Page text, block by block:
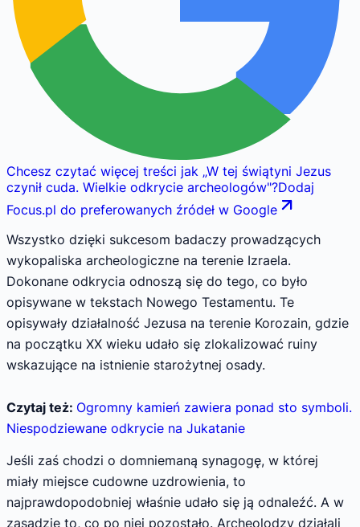
Chcesz czytać więcej treści jak „W tej świątyni Jezus
czynił cuda. Wielkie odkrycie archeologów"?Dodaj
Focus.pl do preferowanych źródeł w Google
Wszystko dzięki sukcesom badaczy prowadzących
wykopaliska archeologiczne na terenie Izraela.
Dokonane odkrycia odnoszą się do tego, co było
opisywane w tekstach Nowego Testamentu. Te
opisywały działalność Jezusa na terenie Korozain, gdzie
na początku XX wieku udało się zlokalizować ruiny
wskazujące na istnienie starożytnej osady.
Czytaj też: Ogromny kamień zawiera ponad sto symboli.
Niespodziewane odkrycie na Jukatanie
Jeśli zaś chodzi o domniemaną synagogę, w której
miały miejsce cudowne uzdrowienia, to
najprawdopodobniej właśnie udało się ją odnaleźć. A w
zasadzie to, co po niej pozostało. Archeolodzy działali